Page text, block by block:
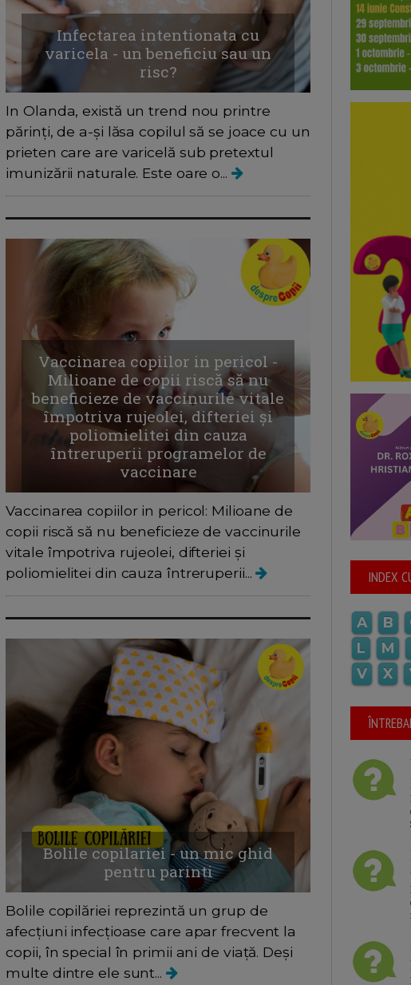
Infectarea intentionata cu
varicela - un beneficiu sau un
risc?
In Olanda, există un trend nou printre
părinți, de a-și lăsa copilul să se joace cu un
prieten care are varicelă sub pretextul
imunizării naturale. Este oare o...
Vaccinarea copiilor in pericol -
Milioane de copii riscă să nu
beneficieze de vaccinurile vitale
împotriva rujeolei, difteriei și
poliomielitei din cauza
întreruperii programelor de
vaccinare
Vaccinarea copiilor in pericol: Milioane de
copii riscă să nu beneficieze de vaccinurile
vitale împotriva rujeolei, difteriei și
poliomielitei din cauza întreruperii...
Bolile copilariei - un mic ghid
pentru parinti
Bolile copilăriei reprezintă un grup de
afecțiuni infecțioase care apar frecvent la
copii, în special în primii ani de viață. Deși
multe dintre ele sunt...
INDEX
A B
L
M
V
X